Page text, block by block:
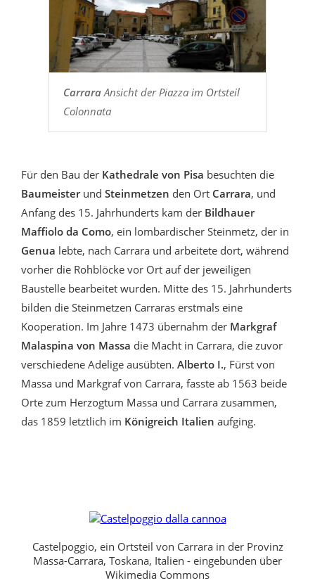
CarraraAnsicht der Piazza im Ortsteil
Colonnata
Für den Bau der Kathedrale von Pisa besuchten die
Baumeisterund Steinmetzen den Ort Carrara, und
Anfang des 15. Jahrhunderts kam der Bildhauer
Maffiolo da Como, ein lombardischer Steinmetz, der in
Genua lebte, nach Carrara und arbeitete dort, während
vorher die Rohblöcke vor Ort auf der jeweiligen
Baustelle bearbeitet wurden. Mitte des 15. Jahrhunderts
bilden die Steinmetzen Carraras erstmals eine
Kooperation. Im Jahre 1473 übernahm der Markgraf
Malaspina von Massa die Macht in Carrara, die zuvor
verschiedene Adelige ausübten. Alberto I., Fürst von
Massa und Markgraf von Carrara, fasste ab 1563 beide
Orte zum Herzogtum Massa und Carrara zusammen,
das 1859 letztlich im Königreich Italien aufging.
Castelpoggio, ein Ortsteil von Carrara in der Provinz
Massa-Carrara, Toskana, Italien - eingebunden über
Wikimedia Commons